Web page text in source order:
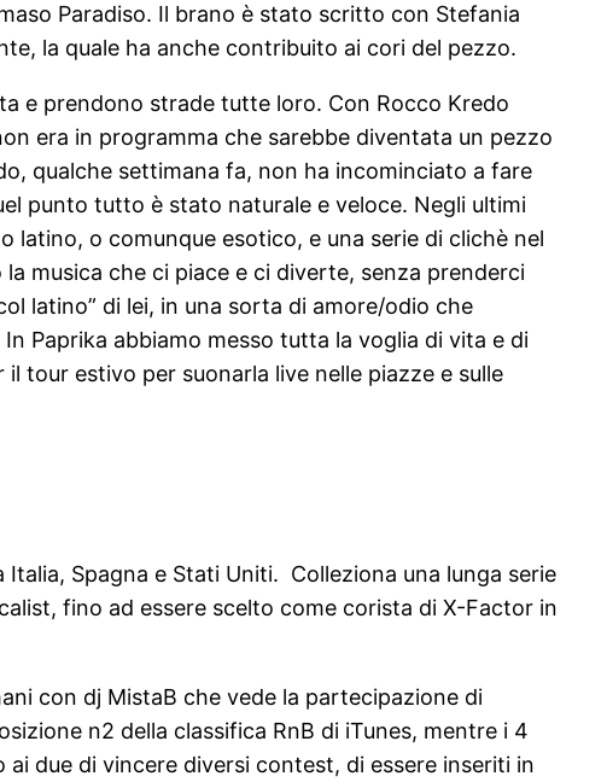
Paradiso. Il brano è stato scritto con Stefania
la quale ha anche contribuito ai cori del pezzo.
e prendono strade tutte loro. Con Rocco Kredo
era in programma che sarebbe diventata un pezzo
qualche settimana fa, non ha incominciato a fare
punto tutto è stato naturale e veloce. Negli ultimi
o comunque esotico, e una serie di clichè nel
musica che ci piace e ci diverte, senza prenderci
latino” di lei, in una sorta di amore/odio che
Paprika abbiamo messo tutta la voglia di vita e di
tour estivo per suonarla live nelle piazze e sulle
Spagna e Stati Uniti. Colleziona una lunga serie
fino ad essere scelto come corista di X-Factor in
con dj MistaB che vede la partecipazione di
n2 della classifica RnB di iTunes, mentre i 4
due di vincere diversi contest, di essere inseriti in